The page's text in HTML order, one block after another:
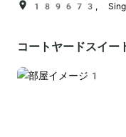
189673,
コートヤードスイー